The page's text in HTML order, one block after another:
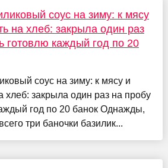
соус на зиму: к мясу
на хлеб: закрыла один раз
готовлю каждый год по 20
соус на зиму: к мясу и
хлеб: закрыла один раз на пробу
год по 20 банок Однажды,
три баночки базилик...